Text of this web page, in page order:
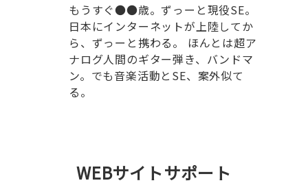
もうすぐ●●歳。ずっーと現役SE。
日本にインターネットが上陸してか
ら、ずっーと携わる。 ほんとは超ア
ナログ人間のギター弾き、バンドマ
ン。でも音楽活動とSE、案外似て
る。
WEBサイトサポート